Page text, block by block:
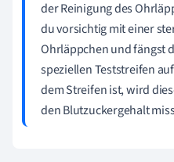
der Reinigung des
du vorsichtig mit einer
Ohrläppchen und fängst
speziellen Teststreifen
dem Streifen ist, wird
den Blutzuckergehalt